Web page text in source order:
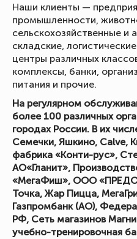
Наши клиенты —
промышленности,
сельскохозяйственные и
складские,
центры различных
комплексы, банки,
питания и прочие.
На регулярном
более 100 различных
городах России. В их
Семечки, Яшкино, Calve,
фабрика «Конти-рус»,
АО«Гланит»,
«МегаФиш», ООО
Точка, Жар Пицца,
Газпромбанк (АО),
РФ, Сеть магазинов
учебно-тренировочная